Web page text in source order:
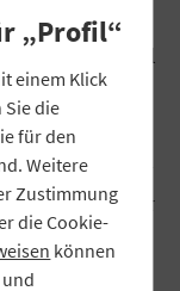
Begleitung
und
auf
der Volks-
2024
investierten
„Profil“
einem Klick
Sie die
für den
Weitere
Zustimmung
die Cookie-
können